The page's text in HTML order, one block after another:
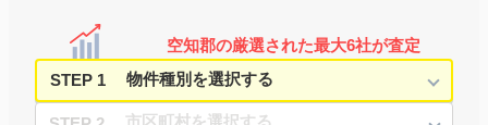
空知郡の厳選された最大6社が査定
STEP 1